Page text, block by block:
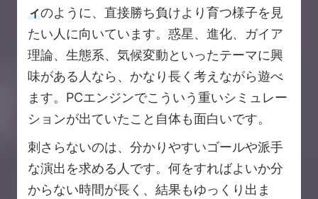
ィのように、直接勝ち負けより育つ様子を見
たい人に向いています。惑星、進化、ガイア
理論、生態系、気候変動といったテーマに興
味がある人なら、かなり長く考えながら遊べ
ます。PCエンジンでこういう重いシミュレー
ションが出ていたこと自体も面白いです。
刺さらないのは、分かりやすいゴールや派手
な演出を求める人です。何をすればよいか分
からない時間が長く、結果もゆっくり出ま